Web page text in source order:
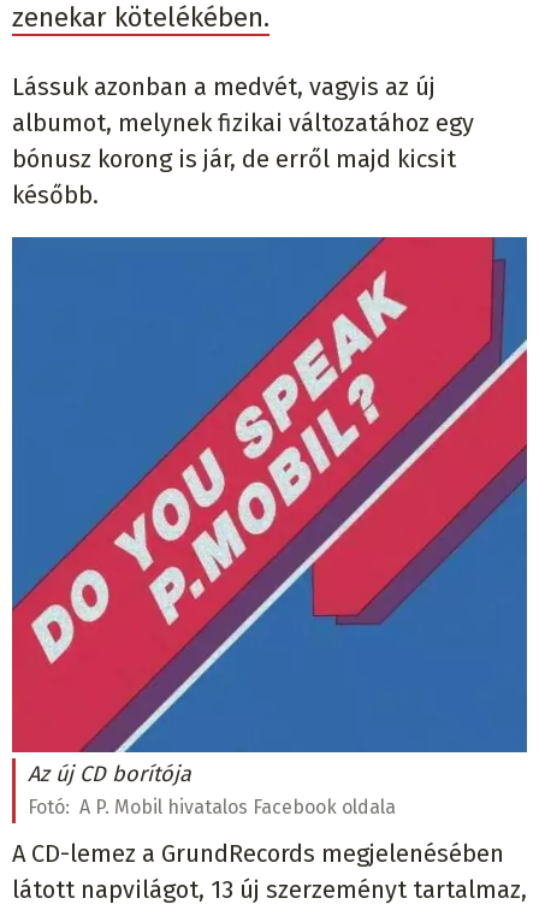
zenekar kötelékében.
Lássuk azonban a medvét, vagyis az új
albumot, melynek fizikai változatához egy
bónusz korong is jár, de erről majd kicsit
később.
Az új CD borítója
Fotó: A P. Mobil hivatalos Facebook oldala
A CD-lemez a GrundRecords megjelenésében
látott napvilágot, 13 új szerzeményt tartalmaz,